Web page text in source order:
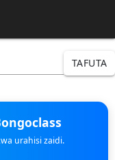
TAFUTA
urahisi zaidi.